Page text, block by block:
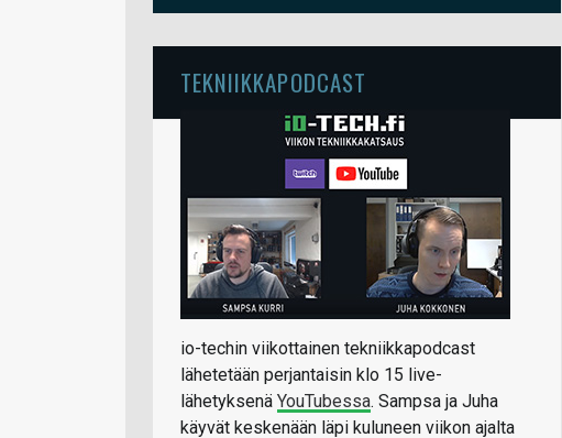
TEKNIIKKAPODCAST
io-techin viikottainen tekniikkapodcast
lähetetään perjantaisin klo 15 live-
lähetyksenä YouTubessa. Sampsa ja Juha
käyvät keskenään läpi kuluneen viikon ajalta